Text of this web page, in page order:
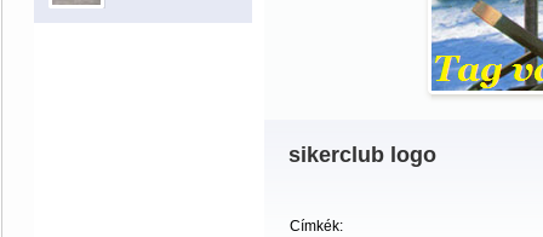
sikerclub logo
Címkék: